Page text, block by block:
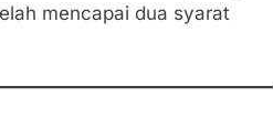
mencapai dua syarat